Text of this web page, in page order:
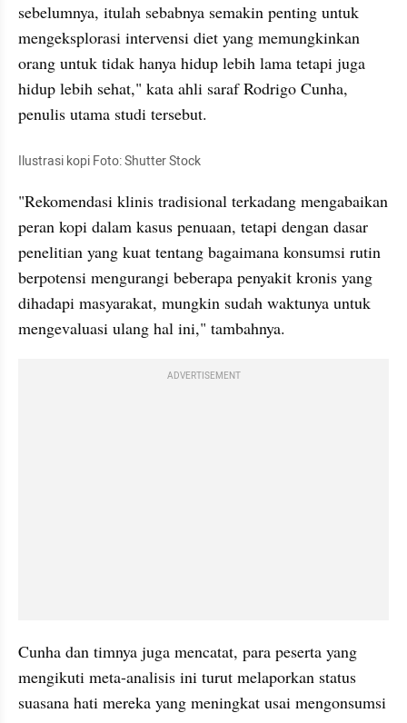
sebelumnya, itulah sebabnya semakin penting untuk
mengeksplorasi intervensi diet yang memungkinkan
orang untuk tidak hanya hidup lebih lama tetapi juga
hidup lebih sehat," kata ahli saraf Rodrigo Cunha,
penulis utama studi tersebut.
Ilustrasi kopi Foto: Shutter Stock
"Rekomendasi klinis tradisional terkadang mengabaikan
peran kopi dalam kasus penuaan, tetapi dengan dasar
penelitian yang kuat tentang bagaimana konsumsi rutin
berpotensi mengurangi beberapa penyakit kronis yang
dihadapi masyarakat, mungkin sudah waktunya untuk
mengevaluasi ulang hal ini," tambahnya.
ADVERTISEMENT
Cunha dan timnya juga mencatat, para peserta yang
mengikuti meta-analisis ini turut melaporkan status
suasana hati mereka yang meningkat usai mengonsumsi